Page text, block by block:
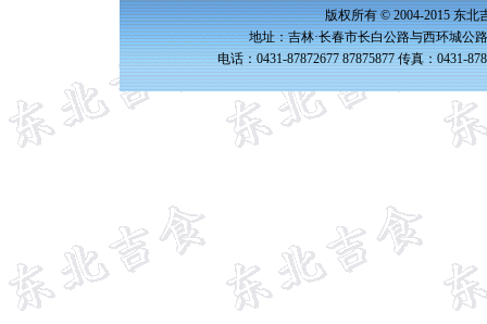
版权所有 © 2004-2015 东北
地址：吉林·长春市长白公路与西环城公
电话：0431-87872677 87875877 传真：0431-